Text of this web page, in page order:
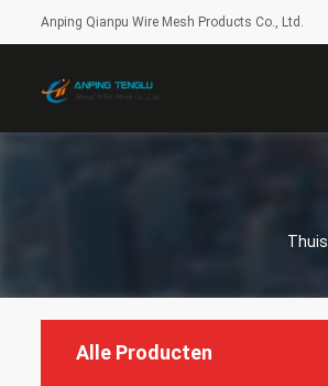
Anping Qianpu Wire Mesh Products Co., Ltd.
Thuis
Alle Producten